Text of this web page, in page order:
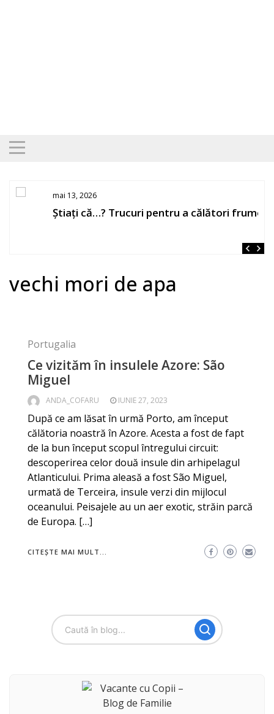
mai 13, 2026
Știați că…? Trucuri pentru a călători frumos
vechi mori de apa
Portugalia
Ce vizităm în insulele Azore: São
Miguel
ANDA_COFARU IUNIE 27, 2023
După ce am lăsat în urmă Porto, am început
călătoria noastră în Azore. Acesta a fost de fapt
de la bun început scopul întregului circuit:
descoperirea celor două insule din arhipelagul
Atlanticului. Prima aleasă a fost São Miguel,
urmată de Terceira, insule verzi din mijlocul
oceanului. Peisajele au un aer exotic, străin parcă
de Europa. […]
CITEȘTE MAI MULT...